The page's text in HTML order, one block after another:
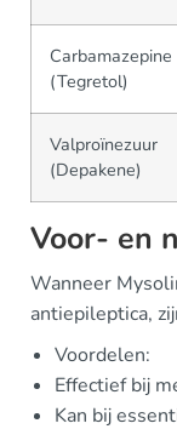
Carbamazepine
(Tegretol)
Valproïnezuur
(Depakene)
Voor- en
Wanneer
antiepileptica,
Voordelen:
Effectief bij
Kan bij